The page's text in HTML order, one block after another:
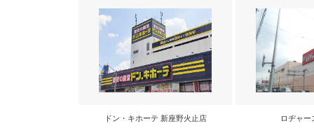
ドン・キホーテ 新座野火止店 ロヂャー